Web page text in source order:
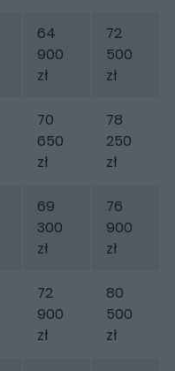
64
900
zł
72
500
zł
70
650
zł
78
250
zł
69
300
zł
76
900
zł
72
900
zł
80
500
zł